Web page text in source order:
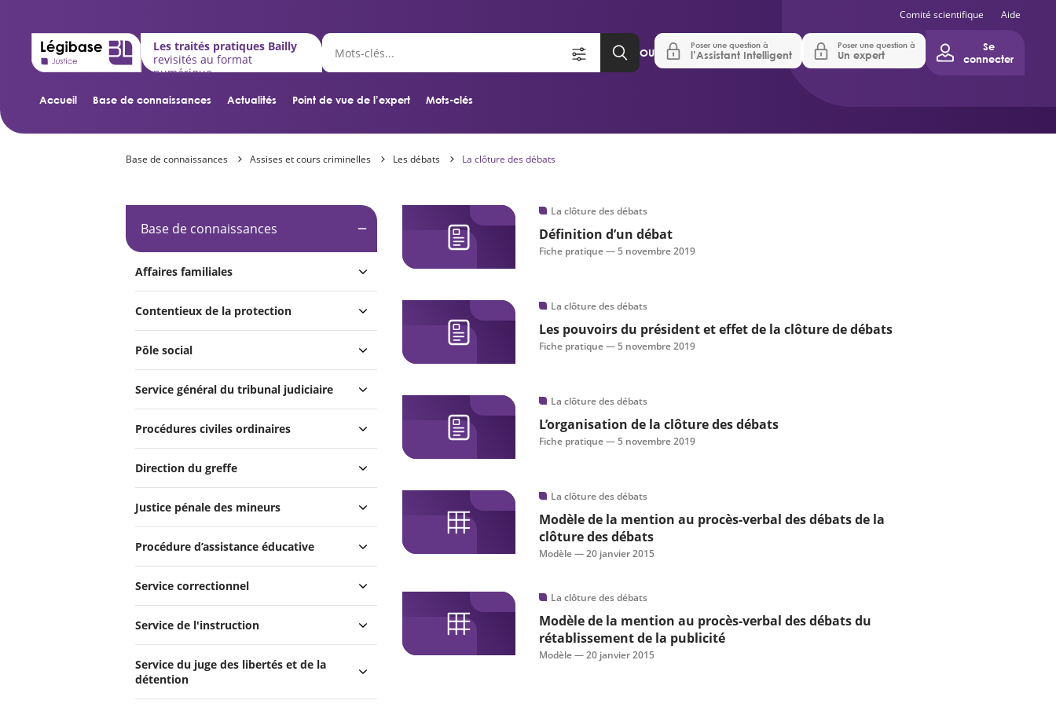
Aller au contenu principal
Accueil Base de connaissances Actualités Point de vue de l’expert Mots-clés
Les traités pratiques Bailly
revisités au format
numérique
OU
Poser une question à
l’Assistant Intelligent
Poser une question à
Un expert
Se
connecter
Comité scientifique Aide
Base de connaissances Assises et cours criminelles Les débats La clôture des débats
La clôture des débats
Définition d’un débat
Fiche pratique —5 novembre 2019
La clôture des débats
Les pouvoirs du président et effet de la clôture de débats
Fiche pratique —5 novembre 2019
La clôture des débats
L’organisation de la clôture des débats
Fiche pratique —5 novembre 2019
La clôture des débats
Modèle de la mention au procès-verbal des débats de la
clôture des débats
Modèle —20 janvier 2015
La clôture des débats
Modèle de la mention au procès-verbal des débats du
rétablissement de la publicité
Modèle —20 janvier 2015
Base de connaissances
Affaires familiales
Contentieux de la protection
Pôle social
Service général du tribunal judiciaire
Procédures civiles ordinaires
Direction du greffe
Justice pénale des mineurs
Procédure d’assistance éducative
Service correctionnel
Service de l'instruction
Service du juge des libertés et de la
détention